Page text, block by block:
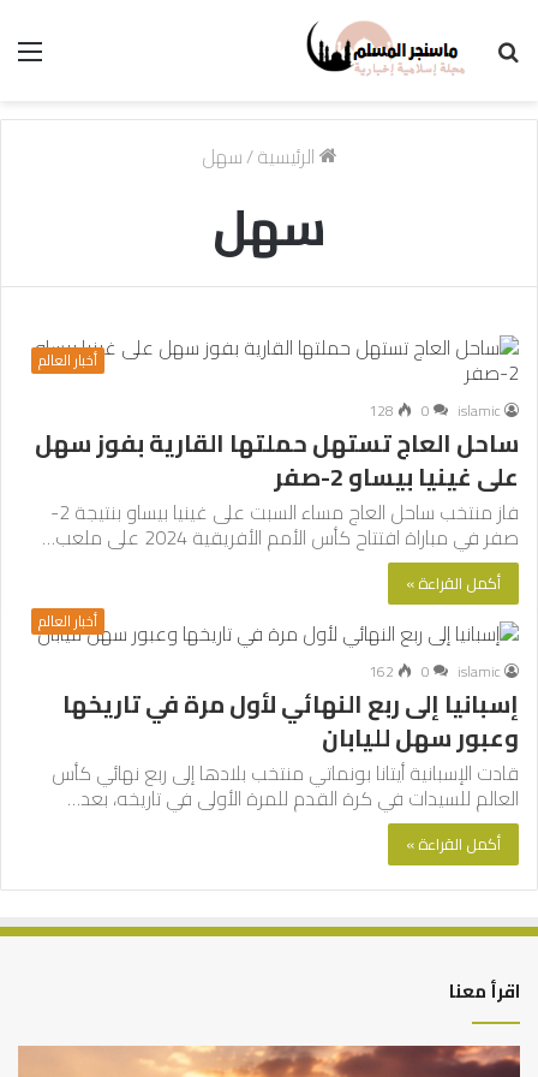
الرئيسية/سهل
سهل
أخبار العالم
islamic
0
128
ساحل العاج تستهل حملتها القارية بفوز سهل
على غينيا بيساو 2-صفر
فاز منتخب ساحل العاج مساء السبت على غينيا بيساو بنتيجة 2-
صفر في مباراة افتتاح كأس الأمم الأفريقية 2024 على ملعب…
أكمل القراءة »
أخبار العالم
islamic
0
162
إسبانيا إلى ربع النهائي لأول مرة في تاريخها
وعبور سهل لليابان
قادت الإسبانية أيتانا بونماتي منتخب بلادها إلى ربع نهائي كأس
العالم للسيدات في كرة القدم للمرة الأولى في تاريخه، بعد…
أكمل القراءة »
اقرأ معنا
كيف